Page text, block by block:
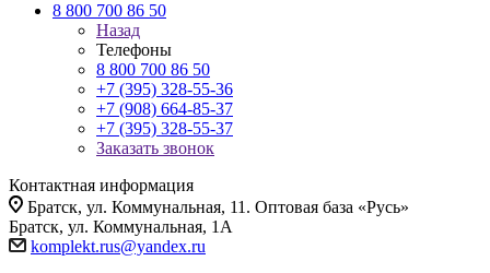
8 800 700 86 50
Назад
Телефоны
8 800 700 86 50
+7 (395) 328-55-36
+7 (908) 664-85-37
+7 (395) 328-55-37
Заказать звонок
Контактная информация
Братск, ул. Коммунальная, 11. Оптовая база «Русь»
Братск, ул. Коммунальная, 1А
komplekt.rus@yandex.ru